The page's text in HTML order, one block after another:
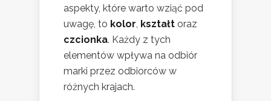
aspekty, które warto wziąć pod
uwagę, to kolor kształt oraz
czcionka. Każdy z tych
elementów wpływa na odbiór
marki przez odbiorców w
różnych krajach.